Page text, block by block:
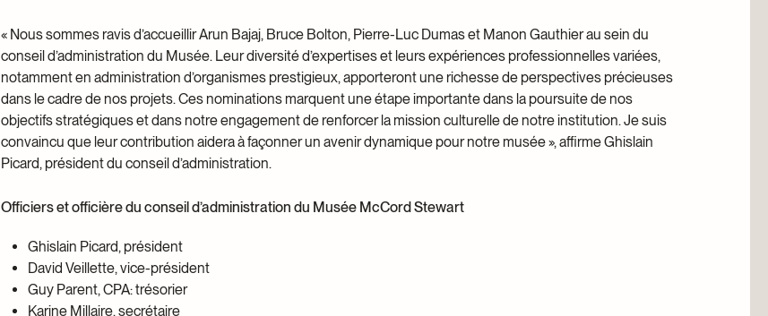
« Nous sommes ravis d’accueillir Arun Bajaj, Bruce Bolton, Pierre-Luc Dumas et Manon Gauthier au sein du
conseil d’administration du Musée. Leur diversité d’expertises et leurs expériences professionnelles variées,
notamment en administration d’organismes prestigieux, apporteront une richesse de perspectives précieuses
dans le cadre de nos projets. Ces nominations marquent une étape importante dans la poursuite de nos
objectifs stratégiques et dans notre engagement de renforcer la mission culturelle de notre institution. Je suis
convaincu que leur contribution aidera à façonner un avenir dynamique pour notre musée », affirme Ghislain
Picard, président du conseil d’administration.
Officiers et officière du conseil d’administration du Musée McCord Stewart
Ghislain Picard, président
David Veillette, vice-président
Guy Parent, CPA: trésorier
Karine Millaire, secrétaire